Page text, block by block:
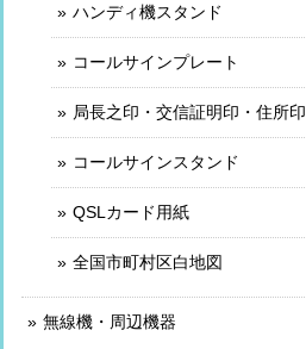
ハンディ機スタンド
コールサインプレート
局長之印・交信証明印・住所印
コールサインスタンド
QSLカード用紙
全国市町村区白地図
無線機・周辺機器